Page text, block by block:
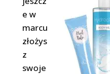
e w
marcu
złożys
z
swoje